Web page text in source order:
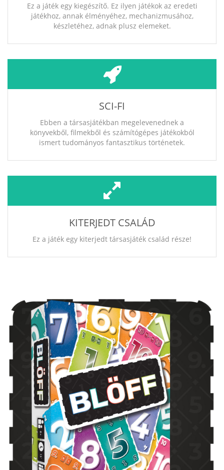
Ez a játék egy kiegészítő. Ez ilyen játékok az eredeti
játékhoz, annak élményéhez, mechanizmusához,
készletéhez, adnak plusz elemeket.
SCI-FI
Ebben a társasjátékban megelevenednek a
könyvekből, filmekből és számítógépes játékokból
ismert tudományos fantasztikus történetek.
KITERJEDT CSALÁD
Ez a játék egy kiterjedt társasjáték család része!